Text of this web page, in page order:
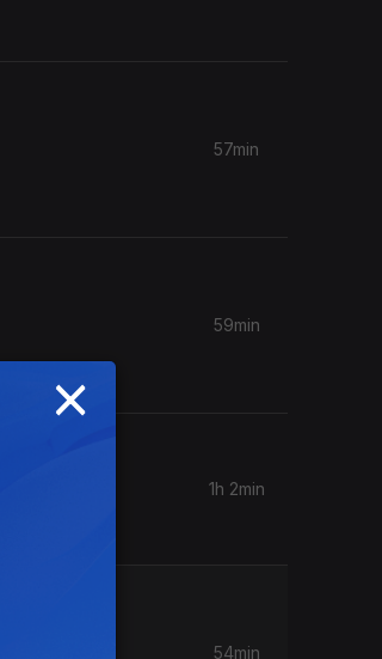
57min
59min
1h 2min
54min
×